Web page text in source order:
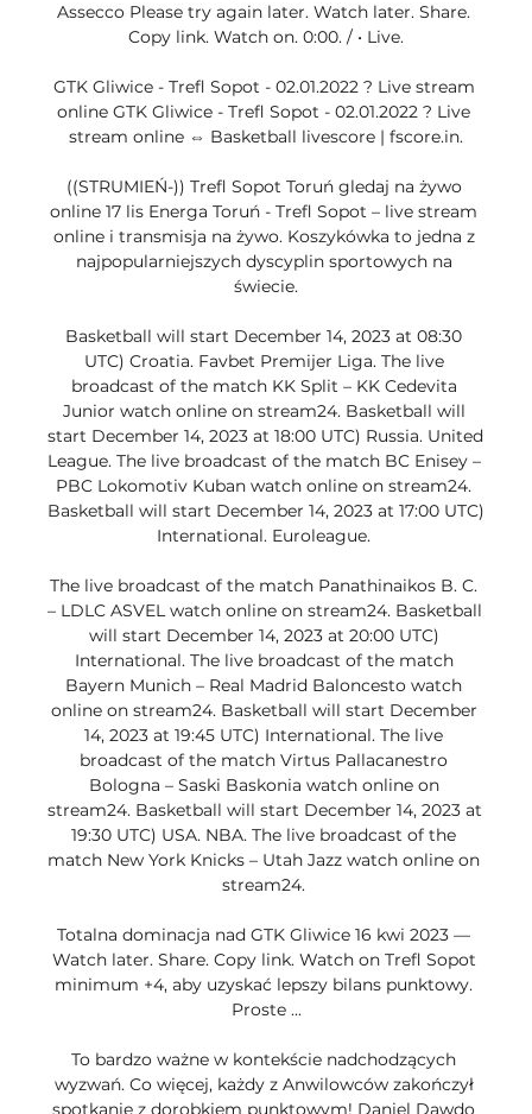
Assecco Please try again later. Watch later. Share.
Copy link. Watch on. 0:00. / • Live.
GTK Gliwice - Trefl Sopot - 02.01.2022 ? Live stream
online GTK Gliwice - Trefl Sopot - 02.01.2022 ? Live
stream online ⇔ Basketball livescore | fscore.in.
((STRUMIEŃ-)) Trefl Sopot Toruń gledaj na żywo
online 17 lis Energa Toruń - Trefl Sopot – live stream
online i transmisja na żywo. Koszykówka to jedna z
najpopularniejszych dyscyplin sportowych na
świecie.
Basketball will start December 14, 2023 at 08:30
UTC) Croatia. Favbet Premijer Liga. The live
broadcast of the match KK Split – KK Cedevita
Junior watch online on stream24. Basketball will
start December 14, 2023 at 18:00 UTC) Russia. United
League. The live broadcast of the match BC Enisey –
PBC Lokomotiv Kuban watch online on stream24.
Basketball will start December 14, 2023 at 17:00 UTC)
International. Euroleague.
The live broadcast of the match Panathinaikos B. C.
– LDLC ASVEL watch online on stream24. Basketball
will start December 14, 2023 at 20:00 UTC)
International. The live broadcast of the match
Bayern Munich – Real Madrid Baloncesto watch
online on stream24. Basketball will start December
14, 2023 at 19:45 UTC) International. The live
broadcast of the match Virtus Pallacanestro
Bologna – Saski Baskonia watch online on
stream24. Basketball will start December 14, 2023 at
19:30 UTC) USA. NBA. The live broadcast of the
match New York Knicks – Utah Jazz watch online on
stream24.
Totalna dominacja nad GTK Gliwice 16 kwi 2023 —
Watch later. Share. Copy link. Watch on Trefl Sopot
minimum +4, aby uzyskać lepszy bilans punktowy.
Proste ...
To bardzo ważne w kontekście nadchodzących
wyzwań. Co więcej, każdy z Anwilowców zakończył
spotkanie z dorobkiem punktowym! Daniel Dawdo